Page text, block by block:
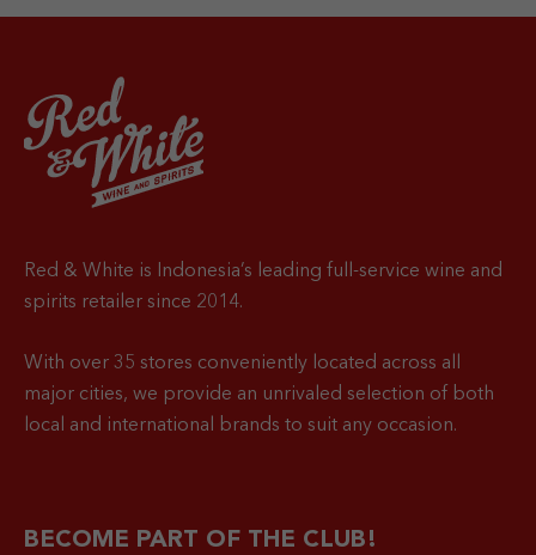
Red & White is Indonesia’s leading full-service wine and
spirits retailer since 2014.
With over 35 stores conveniently located across all
major cities, we provide an unrivaled selection of both
local and international brands to suit any occasion.
BECOME PART OF THE CLUB!